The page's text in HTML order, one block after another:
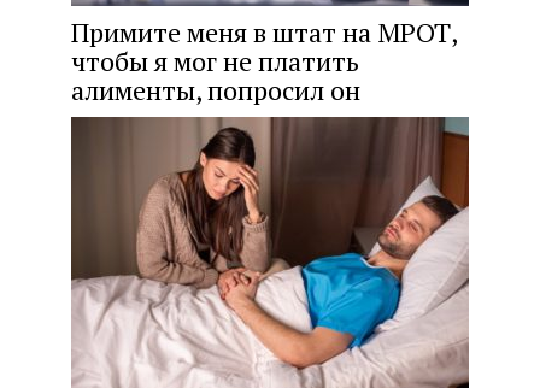
Примите меня в штат на МРОТ,
чтобы я мог не платить
алименты, попросил он